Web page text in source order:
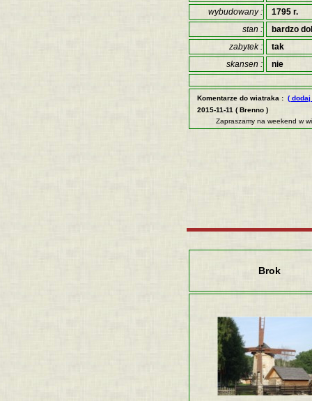
wybudowany :
1795 r.
stan :
bardzo
zabytek :
tak
skansen :
nie
Komentarze do wiatraka : (
2015-11-11 ( Brenno )
Zapraszamy na weekend w
Brok